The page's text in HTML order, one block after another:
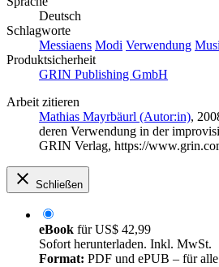
Deutsch
Schlagworte
Messiaens Modi Verwendung
Produktsicherheit
GRIN Publishing GmbH
Arbeit zitieren
Mathias Mayrbäurl (Autor:in),
deren Verwendung in der
GRIN Verlag, https://
Schließen
eBook fürUS$ 42,99
Sofort herunterladen. Inkl. MwSt.
Format: PDF und ePUB – für